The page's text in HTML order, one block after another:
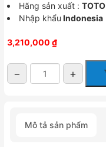
Hãng sản xuất : TOTO
Nhập khẩu Indonesia
3,210,000 ₫
LW952JW/F
− +
Mô tả sản phẩm